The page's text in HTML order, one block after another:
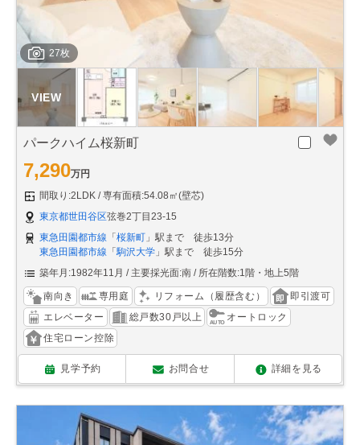
27枚
パークハイム桜新町
7,290万円
間取り:2LDK
専有面積:54.08㎡(壁芯)
東京都世田谷区弦巻2丁目23-15
東急田園都市線 「 桜新町 」駅まで 徒歩13分
東急田園都市線 「駒沢大学 」駅まで 徒歩15分
築年月:1982年11月
主要採光面:南 所在階数:1階・地上5階
南向き 専用庭 リフォーム（履歴含む）
即引渡可
エレベーター
総戸数30戸以上
オートロック
住宅ローン控除
見学予約 お問合せ 詳細を見る